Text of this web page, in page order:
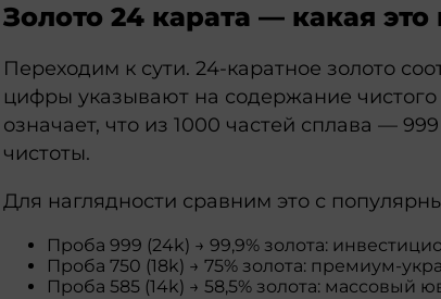
Золото 24 карата — какая это
Переходим к сути. 24-каратное золото
цифры указывают на содержание
означает, что из 1000 частей сплава —
чистоты.
Для наглядности сравним это с
Проба 999 (24k) → 99,9% золота:
Проба 750 (18k) → 75% золота: премиум-
Проба 585 (14k) → 58,5% золота: массовый